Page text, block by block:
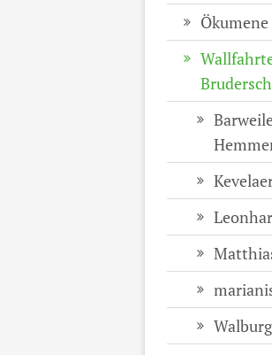
Ökumene